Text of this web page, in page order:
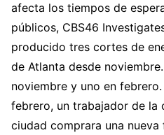
afecta los tiempos de
públicos, CBS46
producido tres cortes de
de Atlanta desde
noviembre y uno en
febrero, un trabajador de la
ciudad comprara una